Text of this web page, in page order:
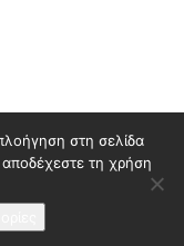
Δεδομένων
marketing
στη σελίδα
τη χρήση